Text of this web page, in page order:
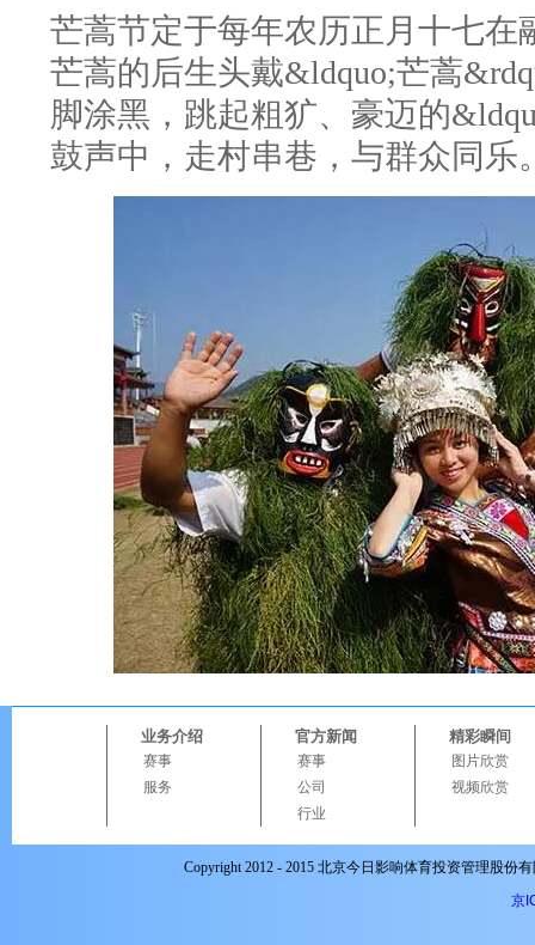
芒蒿节定于每年农历正月十七在
芒蒿的后生头戴&ldquo;芒蒿
脚涂黑，跳起粗犷、豪迈的
鼓声中，走村串巷，与群众同乐
业务介绍
赛事
服务
官方新闻
赛事
公司
行业
精彩瞬间
图片欣赏
视频欣赏
Copyright 2012 - 2015 北京今日影响体育投资管理股份
京